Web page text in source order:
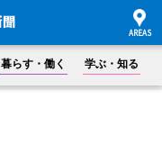
暮らす・働く 学ぶ・知る